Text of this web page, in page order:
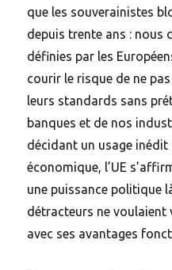
que les souverainistes
depuis trente ans : nous
définies par les
courir le risque de ne
leurs standards sans
banques et de nos
décidant un usage
économique, l’UE
une puissance politique
détracteurs ne voulaient
avec ses avantages